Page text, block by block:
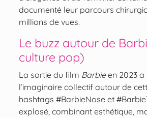
documenté leur parcours
millions de vues.
Le buzz autour de
culture pop)
La sortie du film Barbieen 2023 a
l’imaginaire collectif autour de
hashtags #BarbieNose et
explosé, combinant esthétique,